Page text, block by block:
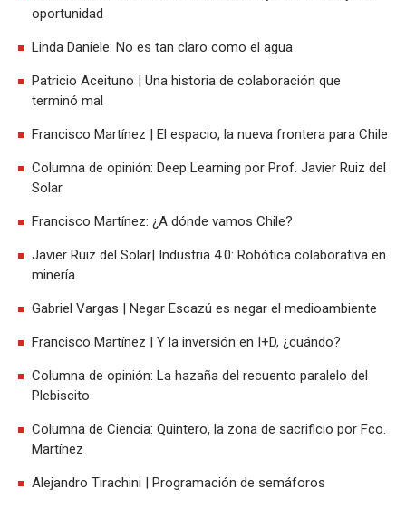
Alejandro Tirachini | Programación de semáforos
Columna de Ciencia: Quintero, la zona de sacrificio por Fco.
Martínez
Columna de opinión: La hazaña del recuento paralelo del
Plebiscito
Francisco Martínez | Y la inversión en I+D, ¿cuándo?
Gabriel Vargas | Negar Escazú es negar el medioambiente
Javier Ruiz del Solar| Industria 4.0: Robótica colaborativa en
minería
Francisco Martínez: ¿A dónde vamos Chile?
Columna de opinión: Deep Learning por Prof. Javier Ruiz del
Solar
Francisco Martínez | El espacio, la nueva frontera para Chile
Patricio Aceituno | Una historia de colaboración que
terminó mal
Linda Daniele: No es tan claro como el agua
oportunidad